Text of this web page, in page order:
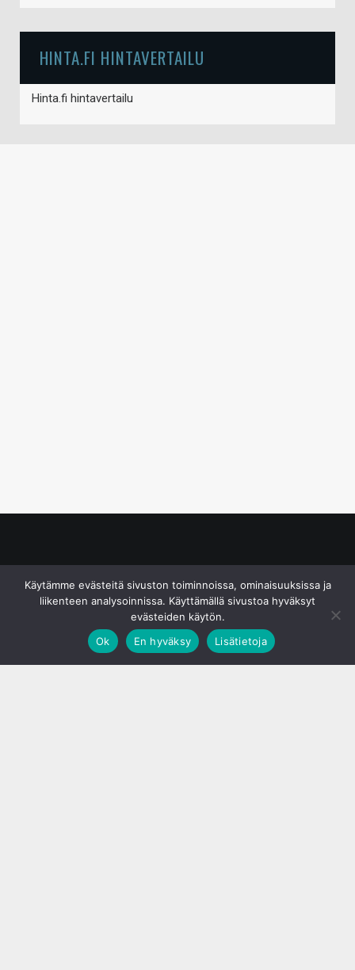
HINTA.FI HINTAVERTAILU
Hinta.fi hintavertailu
Käytämme evästeitä sivuston toiminnoissa, ominaisuuksissa ja
liikenteen analysoinnissa. Käyttämällä sivustoa hyväksyt
evästeiden käytön.
Ok
En hyväksy Lisätietoja